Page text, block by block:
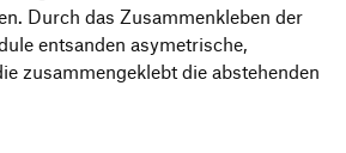
Durch das Zusammenkleben der
entsanden asymetrische,
zusammengeklebt die abstehenden